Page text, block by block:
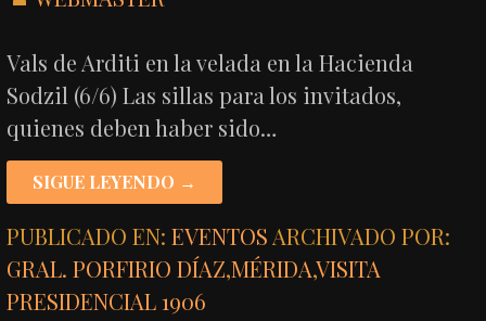
Vals de Arditi en la velada en la Hacienda
Sodzil (6/6) Las sillas para los invitados,
quienes deben haber sido…
SIGUE LEYENDO →
PUBLICADO EN:EVENTOS ARCHIVADO POR:
GRAL. PORFIRIO DÍAZ,MÉRIDA,VISITA
PRESIDENCIAL 1906